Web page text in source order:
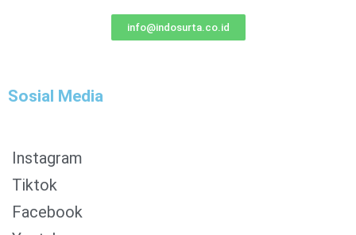
info@indosurta.co.id
Sosial Media
Instagram
Tiktok
Facebook